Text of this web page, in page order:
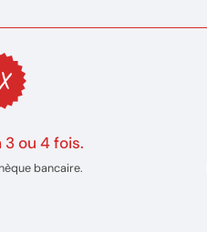
ou 4 fois.
bancaire.